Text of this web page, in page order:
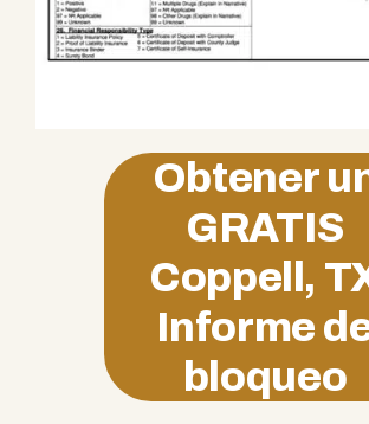
Obtener
GRATIS
Coppell,
Informe
bloqueo